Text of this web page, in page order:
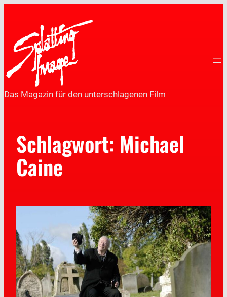
Das Magazin für den unterschlagenen Film
Schlagwort: Michael
Caine